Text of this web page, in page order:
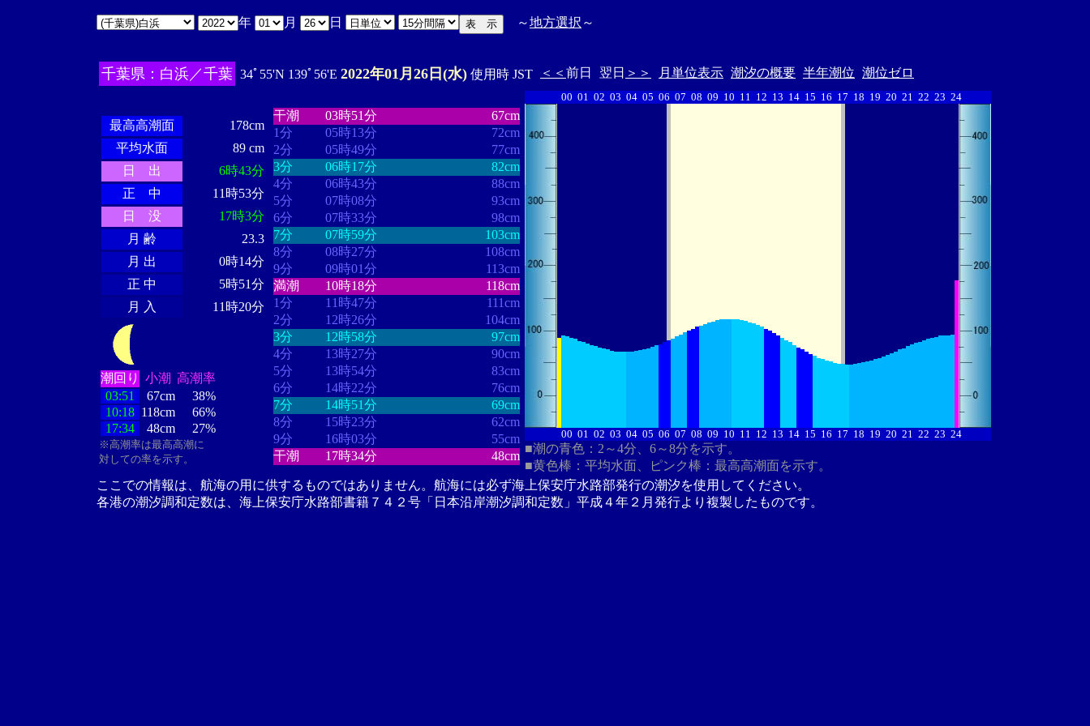
年 月 日 ～地方選択 ～
千葉県：白浜／千葉 34ﾟ55'N 139ﾟ56'E 2022年01月26日(水) 使用時 JST ＜＜ 前日 翌日 ＞＞ 月単位表示 潮汐の概要 半年潮位 潮位ゼロ
最高高潮面
178cm
平均水面
89 cm
日 出
6時43分
正 中
11時53分
日 没
17時3分
月 齢
23.3
月 出
0時14分
正 中
5時51分
月 入
11時20分
潮回り 小潮 高潮率
03:51
67cm
38%
10:18 118cm
66%
17:34
48cm 27%
※高潮率は最高高潮に
対しての率を示す。
干潮
03時51分
67cm
1分
05時13分
72cm
2分
05時49分
77cm
3分
06時17分
82cm
4分
06時43分
88cm
5分
07時08分
93cm
6分
07時33分
98cm
7分
07時59分
103cm
8分
08時27分
108cm
9分
09時01分
113cm
満潮
10時18分
118cm
1分
11時47分
111cm
2分
12時26分
104cm
3分
12時58分
97cm
4分
13時27分
90cm
5分
13時54分
83cm
6分
14時22分
76cm
7分
14時51分
69cm
8分
15時23分
62cm
9分
16時03分
55cm
干潮
17時34分 48cm
00 01 02 03 04 05 06 07 08 09 10 11 12 13 14 15 16 17 18 19 20 21 22 23 24
00 01 02 03 04 05 06 07 08 09 10 11 12 13 14 15 16 17 18 19 20 21 22 23 24
■潮の青色：2～4分、6～8分を示す。
■黄色棒：平均水面、ピンク棒：最高高潮面を示す。
ここでの情報は、航海の用に供するものではありません。航海には必ず海上保安庁水路部発行の潮汐を使用してください。
各港の潮汐調和定数は、海上保安庁水路部書籍７４２号「日本沿岸潮汐調和定数」平成４年２月発行より複製したものです。